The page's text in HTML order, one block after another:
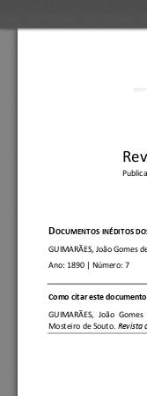
D
GUIMARÃ
ES, João
GUIMARÃ
ES,  João
Mosteiro de Souto.